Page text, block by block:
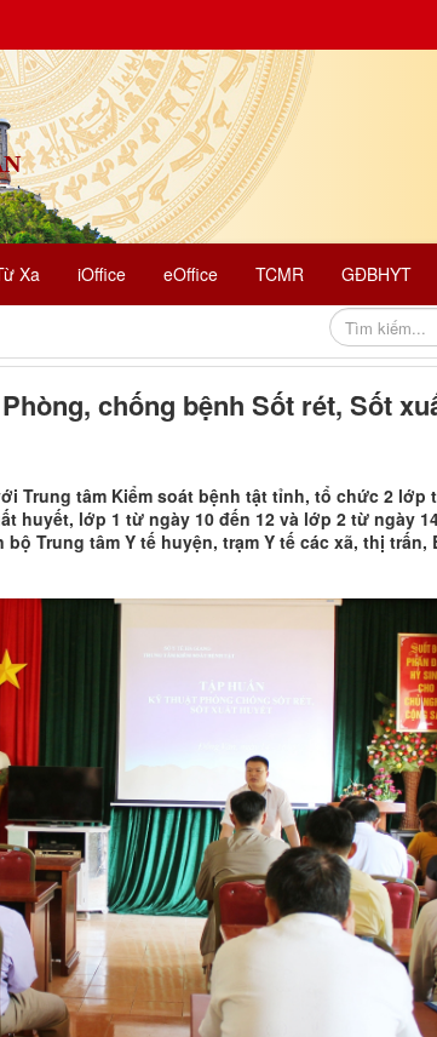
Xa iOffice eOffice TCMR GĐBHYT
chống bệnh Sốt rét, Sốt
Trung tâm Kiểm soát bệnh tật tỉnh, tổ chức 2 lớp
huyết, lớp 1 từ ngày 10 đến 12 và lớp 2 từ ngày
Trung tâm Y tế huyện, trạm Y tế các xã, thị trấn,